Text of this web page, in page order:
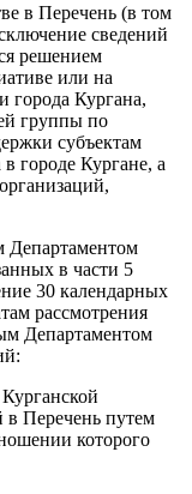
в Перечень (в том
сведений
решением
или на
Кургана,
группы по
субъектам
городе Кургане, а
Департаментом
в части 5
30 календарных
рассмотрения
Департаментом
Перечень путем
которого